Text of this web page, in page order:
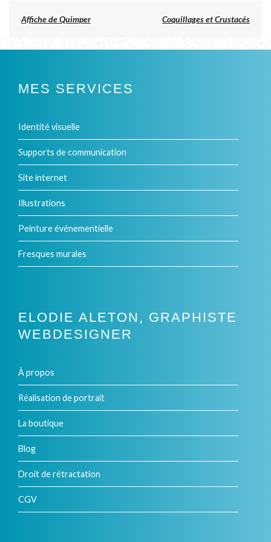
NAVIGATION
L’ARTICLE
Previous
Affiche de Quimper Coquillages et Crustacés
MES SERVICES
Identité visuelle
Supports de communication
Site internet
Illustrations
Peinture événementielle
Fresques murales
ELODIE ALETON, GRAPHISTE
WEBDESIGNER
À propos
Réalisation de portrait
La boutique
Blog
Droit de rétractation
CGV